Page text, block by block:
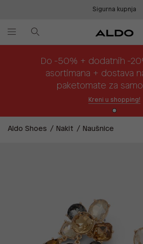
Sigurna kupnja
Do -50% + dodatnih -
asortimana + dostava
paketomate za
Kreni u shopping!
Aldo Shoes Nakit Naušnice